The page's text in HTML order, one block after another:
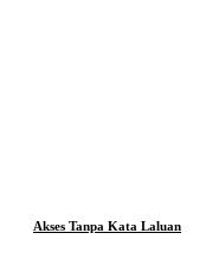
Akses Tanpa Kata Laluan